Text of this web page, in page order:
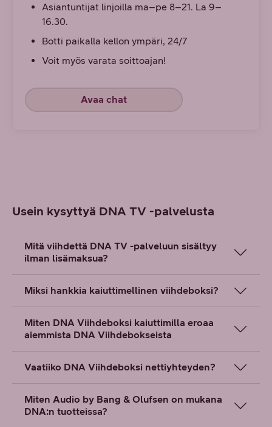
Asiantuntijat linjoilla ma–pe 8–21. La 9–
16.30.
Botti paikalla kellon ympäri, 24/7
Voit myös varata soittoajan!
Avaa chat
Usein kysyttyä DNA TV -palvelusta
Mitä viihdettä DNA TV -palveluun sisältyy
ilman lisämaksua?
Miksi hankkia kaiuttimellinen viihdeboksi?
Miten DNA Viihdeboksi kaiuttimilla eroaa
aiemmista DNA Viihdebokseista
Vaatiiko DNA Viihdeboksi nettiyhteyden?
Miten Audio by Bang & Olufsen on mukana
DNA:n tuotteissa?